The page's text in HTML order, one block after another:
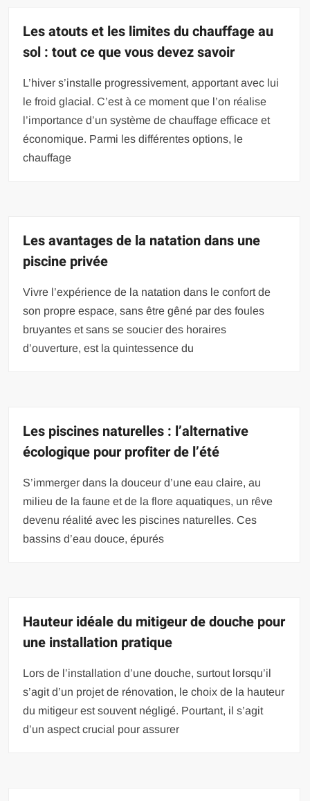
Les atouts et les limites du chauffage au
sol : tout ce que vous devez savoir
L’hiver s’installe progressivement, apportant avec lui
le froid glacial. C’est à ce moment que l’on réalise
l’importance d’un système de chauffage efficace et
économique. Parmi les différentes options, le
chauffage
Les avantages de la natation dans une
piscine privée
Vivre l’expérience de la natation dans le confort de
son propre espace, sans être gêné par des foules
bruyantes et sans se soucier des horaires
d’ouverture, est la quintessence du
Les piscines naturelles : l’alternative
écologique pour profiter de l’été
S’immerger dans la douceur d’une eau claire, au
milieu de la faune et de la flore aquatiques, un rêve
devenu réalité avec les piscines naturelles. Ces
bassins d’eau douce, épurés
Hauteur idéale du mitigeur de douche pour
une installation pratique
Lors de l’installation d’une douche, surtout lorsqu’il
s’agit d’un projet de rénovation, le choix de la hauteur
du mitigeur est souvent négligé. Pourtant, il s’agit
d’un aspect crucial pour assurer